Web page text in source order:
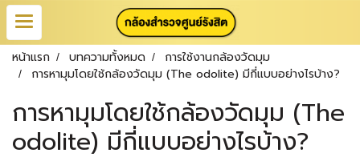
หน้าแรก บทความทั้งหมด
การใช้งานกล้องวัดมุม
การหามุมโดยใช้กล้องวัดมุม (The odolite) มีกี่แบบอย่างไรบ้าง?
การหามุมโดยใช้กล้องวัดมุม (The
odolite) มีกี่แบบอย่างไรบ้าง?